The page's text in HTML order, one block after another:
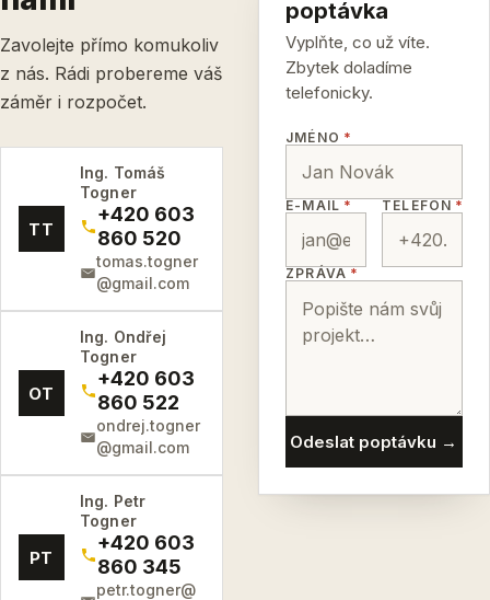
Zavolejte přímo komukoliv
z nás. Rádi probereme váš
záměr i rozpočet.
TT
Ing. Tomáš
Togner
+420 603
860 520
tomas.togner
@gmail.com
OT
Ing. Ondřej
Togner
+420 603
860 522
ondrej.togner
@gmail.com
PT
Ing. Petr
Togner
+420 603
860 345
petr.togner@
poptávka
Vyplňte, co už víte.
Zbytek doladíme
telefonicky.
JMÉNO *
E-MAIL * TELEFON *
ZPRÁVA *
Odeslat poptávku →